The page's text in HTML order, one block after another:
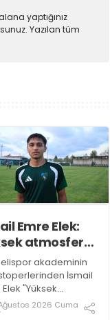
yaptığınız
Yazılan tüm
Emre Elek:
atmosferli
alışığım
akademinin
İsmail
"Yüksek
maçlara
dedi.
2026 Cuma